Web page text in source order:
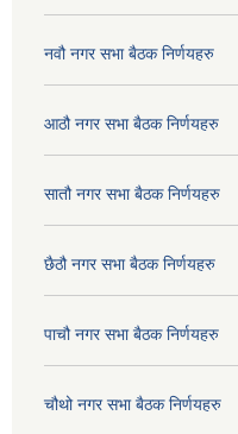
नवौ नगर सभा बैठक निर्णयहरु
आठौ नगर सभा बैठक निर्णयहरु
सातौ नगर सभा बैठक निर्णयहरु
छैठौ नगर सभा बैठक निर्णयहरु
पाचौ नगर सभा बैठक निर्णयहरु
चौथो नगर सभा बैठक निर्णयहरु